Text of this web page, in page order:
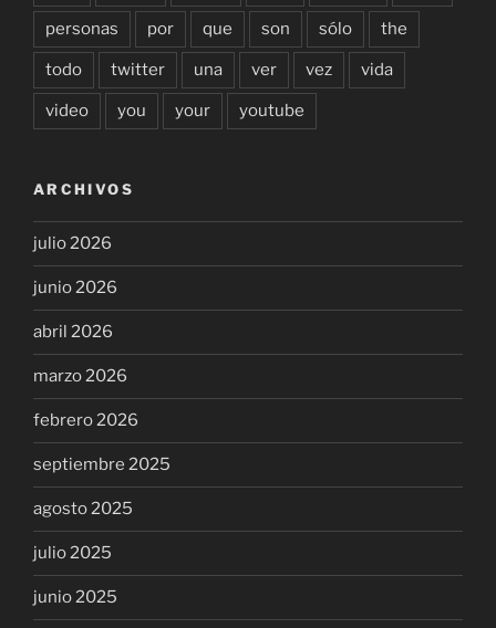
personas por que son sólo the
todo twitter una ver vez vida
video you your youtube
ARCHIVOS
julio 2026
junio 2026
abril 2026
marzo 2026
febrero 2026
septiembre 2025
agosto 2025
julio 2025
junio 2025